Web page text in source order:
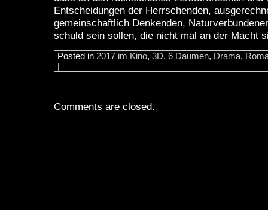
Entscheidungen der Herrschenden,
gemeinschaftlich Denkenden,
schuld sein sollen, die nicht mal an der Macht
Posted in 2017 im Kino, 3D, 6 Daumen, Drama,
|
Comments are closed.